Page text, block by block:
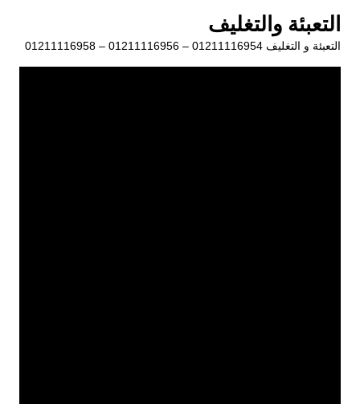
المحتوى
التعبئة والتغليف
التعبئة و التغليف 01211116954 – 01211116956 – 01211116958